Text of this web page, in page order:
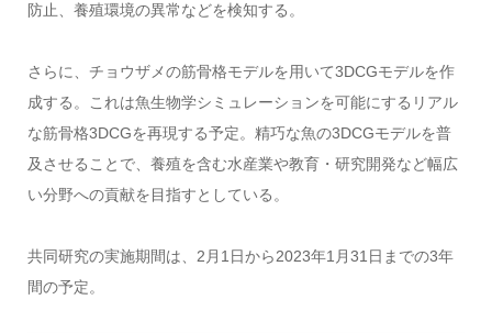
防止、養殖環境の異常などを検知する。
さらに、チョウザメの筋骨格モデルを用いて3DCGモデルを作
成する。これは魚生物学シミュレーションを可能にするリアル
な筋骨格3DCGを再現する予定。精巧な魚の3DCGモデルを普
及させることで、養殖を含む水産業や教育・研究開発など幅広
い分野への貢献を目指すとしている。
共同研究の実施期間は、2月1日から2023年1月31日までの3年
間の予定。